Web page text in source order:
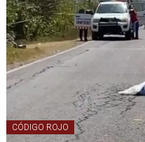
CÓDIGO ROJO